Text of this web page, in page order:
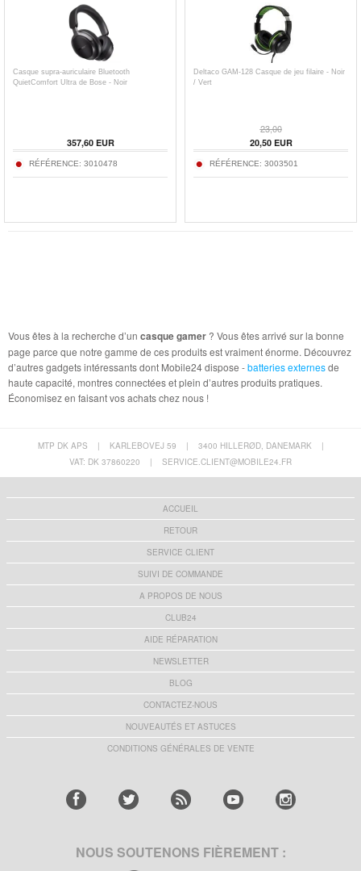
Casque supra-auriculaire Bluetooth
QuietComfort Ultra de Bose - Noir
357,60EUR
RÉFÉRENCE: 3010478
Deltaco GAM-128 Casque de jeu filaire - Noir
/ Vert
23,00
20,50EUR
RÉFÉRENCE: 3003501
Vous êtes à la recherche d’un casque gamer ? Vous êtes arrivé sur la bonne
page parce que notre gamme de ces produits est vraiment énorme. Découvrez
d’autres gadgets intéressants dont Mobile24 dispose -batteries externesde
haute capacité, montres connectées et plein d’autres produits pratiques.
Économisez en faisant vos achats chez nous !
MTP DK APS | KARLEBOVEJ 59 | 3400 HILLERØD, DANEMARK
|
VAT: DK 37860220
| SERVICE.CLIENT@MOBILE24.FR
ACCUEIL
RETOUR
SERVICE CLIENT
SUIVI DE COMMANDE
A PROPOS DE NOUS
CLUB24
AIDE RÉPARATION
NEWSLETTER
BLOG
CONTACTEZ-NOUS
NOUVEAUTÉS ET ASTUCES
CONDITIONS GÉNÉRALES DE VENTE
NOUS SOUTENONS FIÈREMENT :